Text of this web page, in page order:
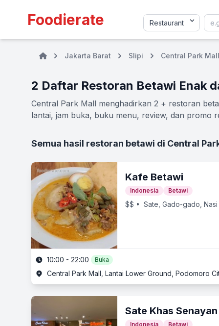
Foodierate
Jakarta Barat Slipi Central Park Mall
2 Daftar Restoran Betawi Enak
Central Park Mall menghadirkan 2 + restoran
lantai, jam buka, buku menu, review, dan promo
Semua hasil restoran betawi di Central
Kafe Betawi
Indonesia Betawi
$$ • Sate, Gado-gado,
10:00 - 22:00 Buka
Central Park Mall, Lantai Lower Ground, Podomoro
Sate Khas Senayan
Indonesia Betawi